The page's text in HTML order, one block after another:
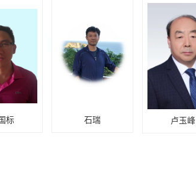
标 石瑞 卢玉峰